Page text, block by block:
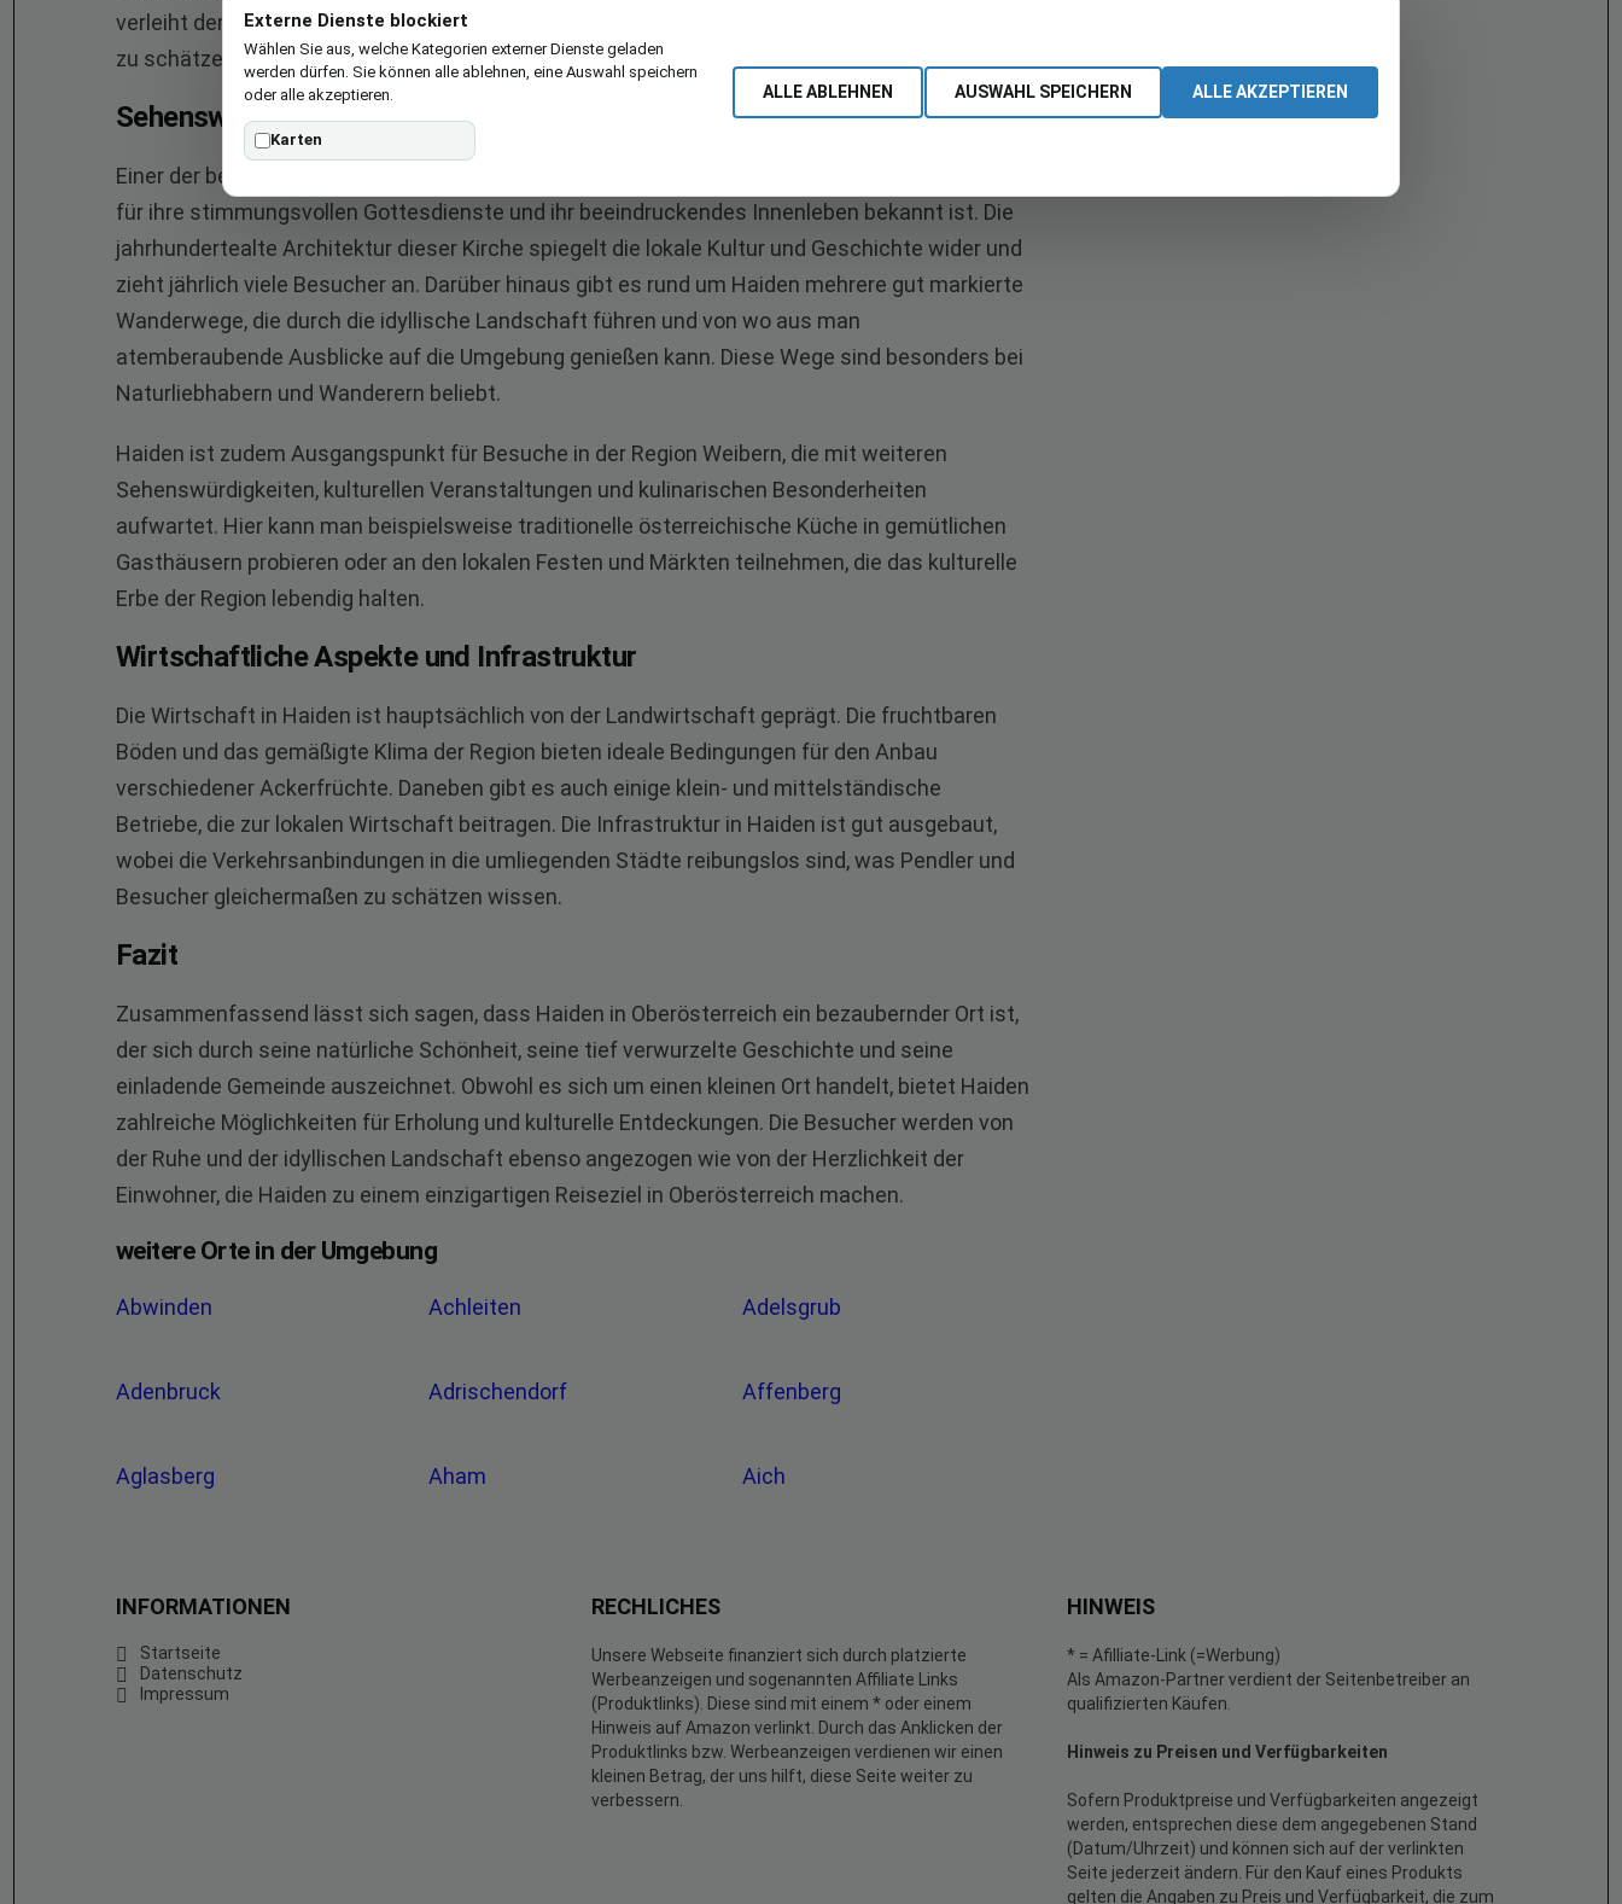
verleiht dem Ort eine besondere Atmosphäre, die Besucher und Einheimische gleichermaßen
zu schätzen wissen.
Sehenswürdigkeiten und Attraktionen
Einer der bedeutendsten Anziehungspunkte in Haiden ist die wunderschöne Pfarrkirche, die
für ihre stimmungsvollen Gottesdienste und ihr beeindruckendes Innenleben bekannt ist. Die
jahrhundertealte Architektur dieser Kirche spiegelt die lokale Kultur und Geschichte wider und
zieht jährlich viele Besucher an. Darüber hinaus gibt es rund um Haiden mehrere gut markierte
Wanderwege, die durch die idyllische Landschaft führen und von wo aus man
atemberaubende Ausblicke auf die Umgebung genießen kann. Diese Wege sind besonders bei
Naturliebhabern und Wanderern beliebt.
Haiden ist zudem Ausgangspunkt für Besuche in der Region Weibern, die mit weiteren
Sehenswürdigkeiten, kulturellen Veranstaltungen und kulinarischen Besonderheiten
aufwartet. Hier kann man beispielsweise traditionelle österreichische Küche in gemütlichen
Gasthäusern probieren oder an den lokalen Festen und Märkten teilnehmen, die das kulturelle
Erbe der Region lebendig halten.
Wirtschaftliche Aspekte und Infrastruktur
Die Wirtschaft in Haiden ist hauptsächlich von der Landwirtschaft geprägt. Die fruchtbaren
Böden und das gemäßigte Klima der Region bieten ideale Bedingungen für den Anbau
verschiedener Ackerfrüchte. Daneben gibt es auch einige klein- und mittelständische
Betriebe, die zur lokalen Wirtschaft beitragen. Die Infrastruktur in Haiden ist gut ausgebaut,
wobei die Verkehrsanbindungen in die umliegenden Städte reibungslos sind, was Pendler und
Besucher gleichermaßen zu schätzen wissen.
Fazit
Zusammenfassend lässt sich sagen, dass Haiden in Oberösterreich ein bezaubernder Ort ist,
der sich durch seine natürliche Schönheit, seine tief verwurzelte Geschichte und seine
einladende Gemeinde auszeichnet. Obwohl es sich um einen kleinen Ort handelt, bietet Haiden
zahlreiche Möglichkeiten für Erholung und kulturelle Entdeckungen. Die Besucher werden von
der Ruhe und der idyllischen Landschaft ebenso angezogen wie von der Herzlichkeit der
Einwohner, die Haiden zu einem einzigartigen Reiseziel in Oberösterreich machen.
weitere Orte in der Umgebung
Abwinden Achleiten Adelsgrub
Adenbruck Adrischendorf Affenberg
Aglasberg Aham Aich
INFORMATIONEN
Startseite
Datenschutz
Impressum
RECHLICHES
Unsere Webseite finanziert sich durch platzierte
Werbeanzeigen und sogenannten Affiliate Links
(Produktlinks). Diese sind mit einem * oder einem
Hinweis auf Amazon verlinkt. Durch das Anklicken der
Produktlinks bzw. Werbeanzeigen verdienen wir einen
kleinen Betrag, der uns hilft, diese Seite weiter zu
verbessern.
HINWEIS
* = Afilliate-Link (=Werbung)
Als Amazon-Partner verdient der Seitenbetreiber an
qualifizierten Käufen.
Hinweis zu Preisen und Verfügbarkeiten
Sofern Produktpreise und Verfügbarkeiten angezeigt
werden, entsprechen diese dem angegebenen Stand
(Datum/Uhrzeit) und können sich auf der verlinkten
Seite jederzeit ändern. Für den Kauf eines Produkts
gelten die Angaben zu Preis und Verfügbarkeit, die zum
Externe Dienste blockiert
Wählen Sie aus, welche Kategorien externer Dienste geladen
werden dürfen. Sie können alle ablehnen, eine Auswahl speichern
oder alle akzeptieren.
Karten
ALLE ABLEHNEN AUSWAHL SPEICHERN ALLE AKZEPTIEREN